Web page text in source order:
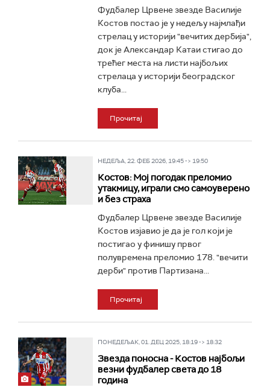
Фудбалер Црвене звезде Василије
Костов постао је у недељу најмлађи
стрелац у историји "вечитих дербија",
док је Александар Катаи стигао до
трећег места на листи најбољих
стрелаца у историји београдског
клуба...
Прочитај
НЕДЕЉА, 22. ФЕБ 2026, 19:45 -> 19:50
Костов: Мој погодак преломио
утакмицу, играли смо самоуверено
и без страха
Фудбалер Црвене звезде Василије
Костов изјавио је да је гол који је
постигао у финишу првог
полувремена преломио 178. "вечити
дерби" против Партизана...
Прочитај
ПОНЕДЕЉАК, 01. ДЕЦ 2025, 18:19 -> 18:32
Звезда поносна - Костов најбољи
везни фудбалер света до 18
година